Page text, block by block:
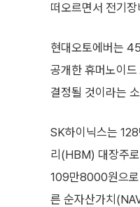
떠오르면서 전기
현대오토에버는
공개한 휴머노이
결정될 것이라는
SK하이닉스는
리(HBM) 대장주
109만8000원으로
른 순자산가치